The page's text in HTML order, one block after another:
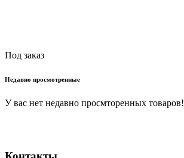
Под заказ
Недавно просмотренные
У вас нет недавно просмторенных товаров!